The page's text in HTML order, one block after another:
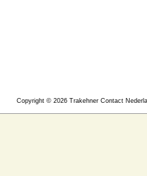
Copyright © 2026 Trakehner Contact